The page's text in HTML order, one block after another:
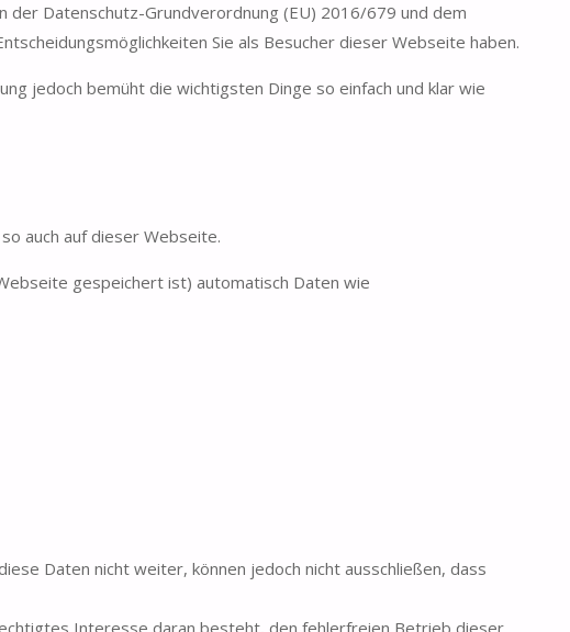
Datenschutz-Grundverordnung (EU) 2016/679 und dem
Sie als Besucher dieser Webseite haben.
jedoch bemüht die wichtigsten Dinge so einfach und klar wie
auch auf dieser Webseite.
gespeichert ist) automatisch Daten wie
Daten nicht weiter, können jedoch nicht ausschließen, dass